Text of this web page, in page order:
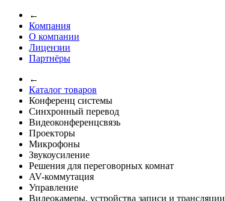
←
Компания
О компании
Лицензии
Партнёры
←
Каталог товаров
Конференц системы
Синхронный перевод
Видеоконференцсвязь
Проекторы
Микрофоны
Звукоусиление
Решения для переговорных комнат
AV-коммутация
Управление
Видеокамеры, устройства записи и трансляции